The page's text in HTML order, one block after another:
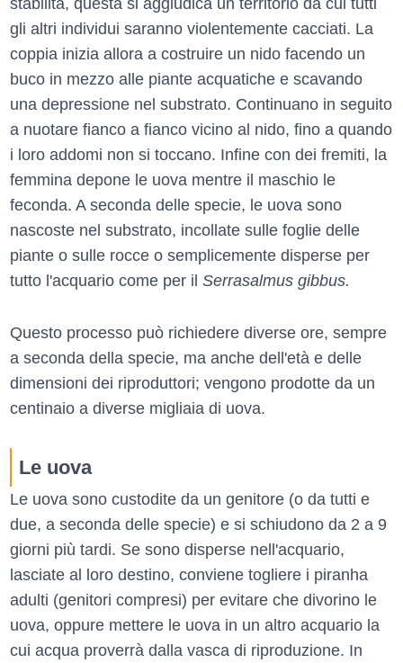
gli altri individui saranno violentemente cacciati. La
coppia inizia allora a costruire un nido facendo un
buco in mezzo alle piante acquatiche e scavando
una depressione nel substrato. Continuano in seguito
a nuotare fianco a fianco vicino al nido, fino a quando
i loro addomi non si toccano. Infine con dei fremiti, la
femmina depone le uova mentre il maschio le
feconda. A seconda delle specie, le uova sono
nascoste nel substrato, incollate sulle foglie delle
piante o sulle rocce o semplicemente disperse per
tutto l'acquario come per il Serrasalmus gibbus.
Questo processo può richiedere diverse ore, sempre
a seconda della specie, ma anche dell'età e delle
dimensioni dei riproduttori; vengono prodotte da un
centinaio a diverse migliaia di uova.
Le uova
Le uova sono custodite da un genitore (o da tutti e
due, a seconda delle specie) e si schiudono da 2 a 9
giorni più tardi. Se sono disperse nell'acquario,
lasciate al loro destino, conviene togliere i piranha
adulti (genitori compresi) per evitare che divorino le
uova, oppure mettere le uova in un altro acquario la
cui acqua proverrà dalla vasca di riproduzione. In